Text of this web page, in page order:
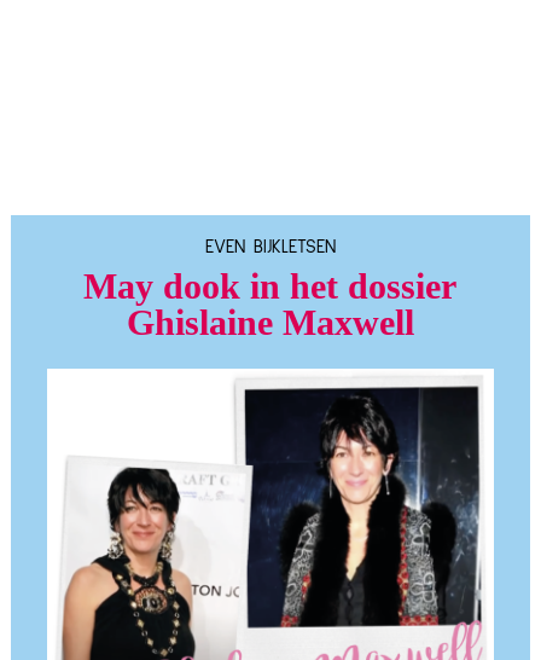
EVEN BIJKLETSEN
May dook in het dossier
Ghislaine Maxwell